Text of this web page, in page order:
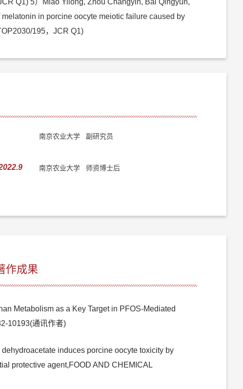
in porcine oocyte meiotic failure caused by
195，JCR Q1)
南京农业大学 副研究员
南京农业大学 师资博士后
作成果
Metabolism as a Key Target in PFOS-Mediated
10193(通讯作者)
induces porcine oocyte toxicity by
protective agent,FOOD AND CHEMICAL